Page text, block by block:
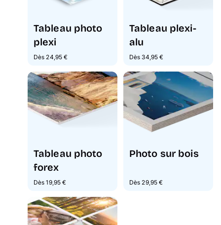
Tableau photo
plexi
Dès 24,95 €
Tableau plexi-
alu
Dès 34,95 €
Tableau photo
forex
Dès 19,95 €
Photo sur bois
Dès 29,95 €